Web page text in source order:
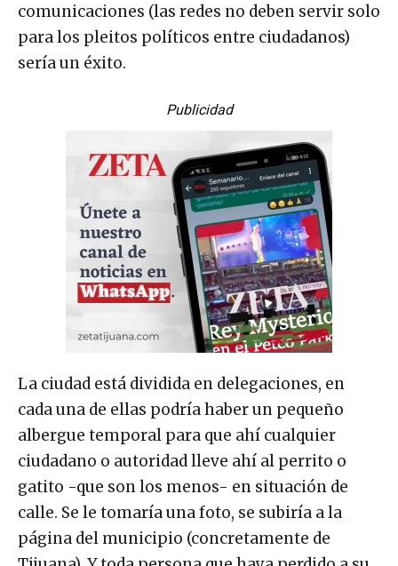
comunicaciones (las redes no deben servir solo
para los pleitos políticos entre ciudadanos)
sería un éxito.
Publicidad
La ciudad está dividida en delegaciones, en
cada una de ellas podría haber un pequeño
albergue temporal para que ahí cualquier
ciudadano o autoridad lleve ahí al perrito o
gatito -que son los menos- en situación de
calle. Se le tomaría una foto, se subiría a la
página del municipio (concretamente de